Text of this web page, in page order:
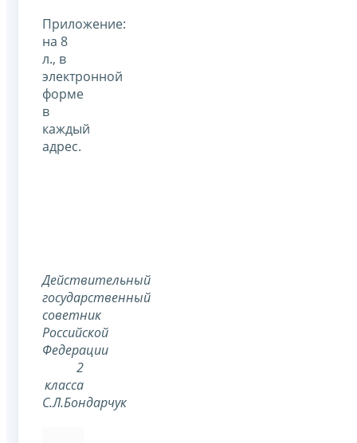
Приложение:
на 8
л., в
электронной
форме
в
каждый
адрес.
Действительный
государственный
советник
Российской
Федерации
2
класса
С.Л.Бондарчук